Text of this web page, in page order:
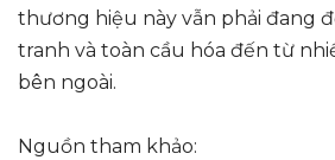
thương hiệu này vẫn phải đang
tranh và toàn cầu hóa đến từ
bên ngoài.
Nguồn tham khảo: